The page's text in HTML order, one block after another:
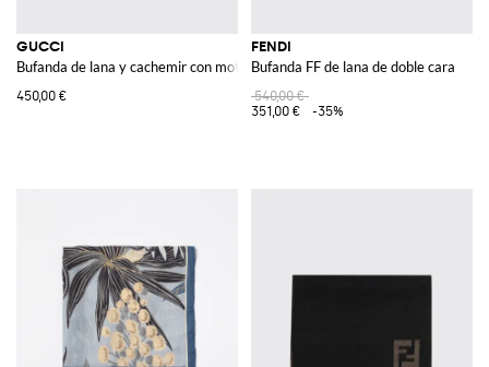
GUCCI
Bufanda de lana y cachemir con motivo GG
450,00 €
FENDI
Bufanda FF de lana de doble cara
540,00 €
351,00 €
-35%